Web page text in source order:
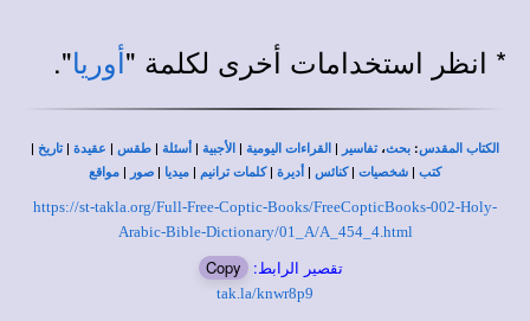
* انظر استخدامات أخرى لكلمة " أوريا".
الكتاب المقدس: بحث،تفاسير | القراءات اليومية | الأجبية | أسئلة | طقس | عقيدة |تاريخ |
كتب | شخصيات |كنائس | أديرة |كلمات ترانيم | ميديا | صور | مواقع
https://st-takla.org/Full-Free-Coptic-Books/FreeCopticBooks-002-Holy-
Arabic-Bible-Dictionary/01_A/A_454_4.html
تقصير الرابط: Copy
tak.la/knwr8p9